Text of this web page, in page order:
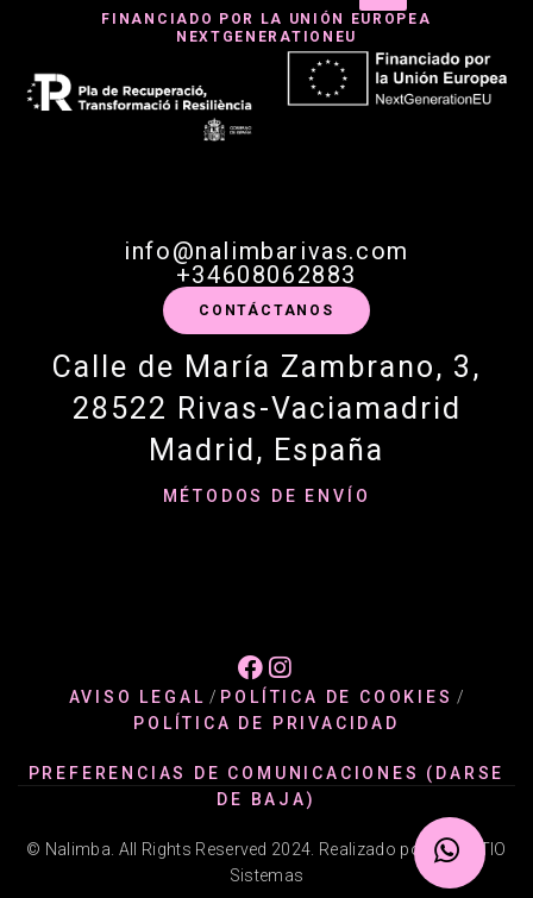
FINANCIADO POR LA UNIÓN EUROPEA
NEXTGENERATIONEU
info@nalimbarivas.com
+34608062883
CONTÁCTANOS
Calle de María Zambrano, 3,
28522 Rivas-Vaciamadrid
Madrid, España
MÉTODOS DE ENVÍO
AVISO LEGAL / POLÍTICA DE COOKIES /
POLÍTICA DE PRIVACIDAD
PREFERENCIAS DE COMUNICACIONES (DARSE
DE BAJA)
© Nalimba. All Rights Reserved 2024. Realizado por @ADATIO
Sistemas
 